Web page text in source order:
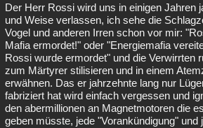
Der Herr Rossi wird uns in einigen Jahren
und Weise verlassen, ich sehe die
Vogel und anderen Irren schon vor mir:
Mafia ermordet!" oder "Energiemafia
Rossi wurde ermordet" und die Verwirrten
zum Märtyrer stilisieren und in einem
erwähnen. Das er jahrzehnte lang nur
fabriziert hat wird einfach vergessen und
den abermillionen an Magnetmotoren die
geben müsste, jede "Vorankündigung"